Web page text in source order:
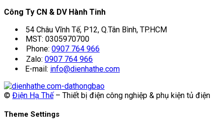
Công Ty CN & DV Hành Tinh
54 Châu Vĩnh Tế, P12, Q.Tân Bình, TP.HCM
MST: 0305970700
Phone: 0907 764 966
Zalo: 0907 764 966
E-mail: info@dienhathe.com
© Điện Hạ Thế– Thiết bị điện công nghiệp & phụ kiện tủ điện
Theme Settings